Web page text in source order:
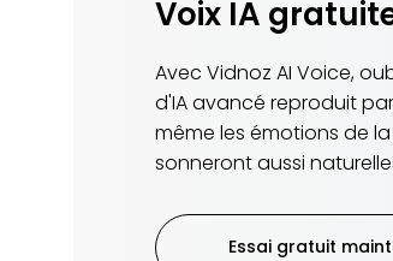
Voix IA
Avec Vidnoz AI Voice,
d'IA avancé reproduit
même les émotions de la
sonneront aussi
Essai gratuit